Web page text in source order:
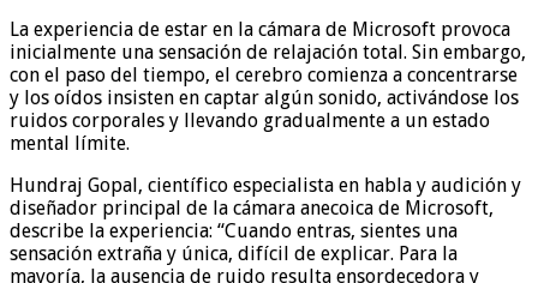
La experiencia de estar en la cámara de Microsoft provoca
inicialmente una sensación de relajación total. Sin embargo,
con el paso del tiempo, el cerebro comienza a concentrarse
y los oídos insisten en captar algún sonido, activándose los
ruidos corporales y llevando gradualmente a un estado
mental límite.
Hundraj Gopal, científico especialista en habla y audición y
diseñador principal de la cámara anecoica de Microsoft,
describe la experiencia: “Cuando entras, sientes una
sensación extraña y única, difícil de explicar. Para la
mayoría, la ausencia de ruido resulta ensordecedora y